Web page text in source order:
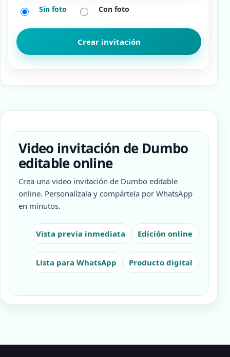
Sin foto Con foto
Video invitación de Dumbo
editable online
Crea una video invitación de Dumbo editable
online. Personalízala y compártela por WhatsApp
en minutos.
Vista previa inmediata Edición online
Lista para WhatsApp Producto digital